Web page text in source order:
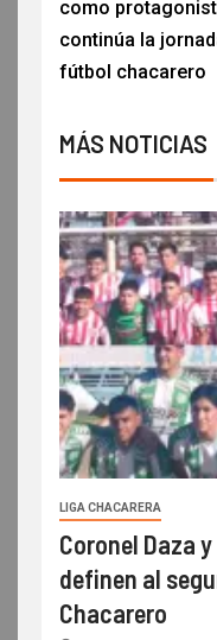
como
continúa la
fútbol chacarero
MÁS NOTICIAS
LIGA CHACARERA
Coronel Daza
definen al
Chacarero